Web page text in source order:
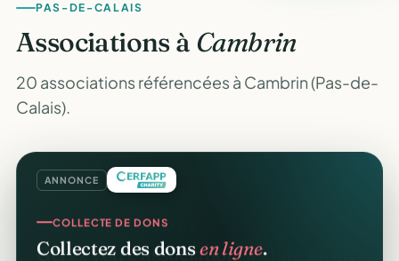
PAS-DE-CALAIS
Associations à Cambrin
20 associations référencées à Cambrin (Pas-de-
Calais).
ANNONCE
COLLECTE DE DONS
Collectez des donsen ligne.